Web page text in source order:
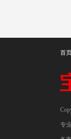
首
专